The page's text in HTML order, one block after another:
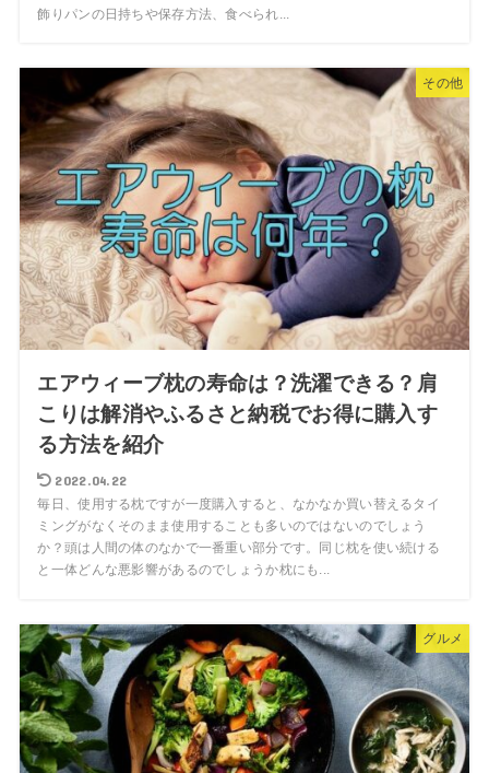
飾りパンの日持ちや保存方法、食べられ...
その他
エアウィーブ枕の寿命は？洗濯できる？肩
こりは解消やふるさと納税でお得に購入す
る方法を紹介
2022.04.22
毎日、使用する枕ですが一度購入すると、なかなか買い替えるタイ
ミングがなくそのまま使用することも多いのではないのでしょう
か？頭は人間の体のなかで一番重い部分です。同じ枕を使い続ける
と一体どんな悪影響があるのでしょうか枕にも...
グルメ